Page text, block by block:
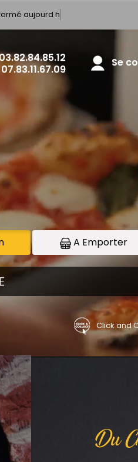
aujourd hui
07.83.11.67.09
Se
A Emporter
Click and
Du